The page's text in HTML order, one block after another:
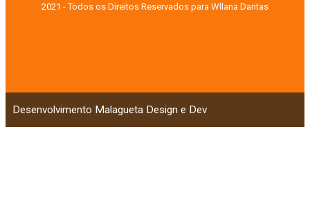
2021 - Todos os Direitos Reservados para Wllana Dantas
Desenvolvimento Malagueta Design e Dev